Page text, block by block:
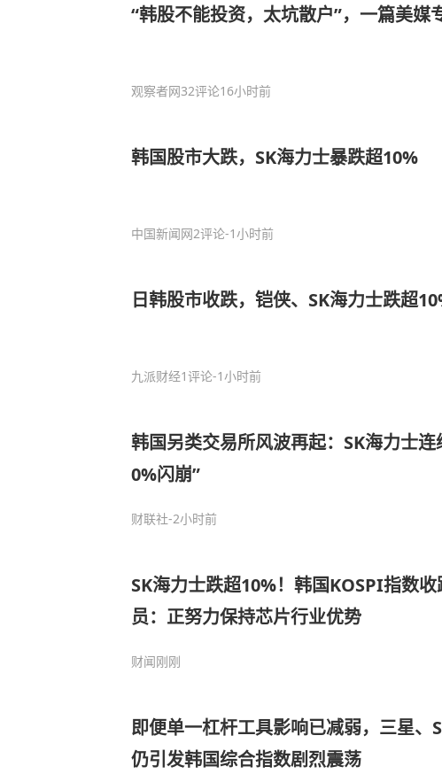
“韩股不能投资，太坑散户”，一篇美媒
观察者网32评论16小时前
韩国股市大跌，SK海力士暴跌超10%
中国新闻网2评论-1小时前
日韩股市收跌，铠侠、SK海力士跌超
九派财经1评论-1小时前
韩国另类交易所风波再起：SK海力士连
0%闪崩”
财联社-2小时前
SK海力士跌超10%！韩国KOSPI指数
员：正努力保持芯片行业优势
财闻刚刚
即便单一杠杆工具影响已减弱，三星、
仍引发韩国综合指数剧烈震荡